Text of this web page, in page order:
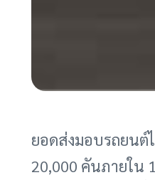
ยอดส่งมอบรถยนต์
20,000 คันภายใน